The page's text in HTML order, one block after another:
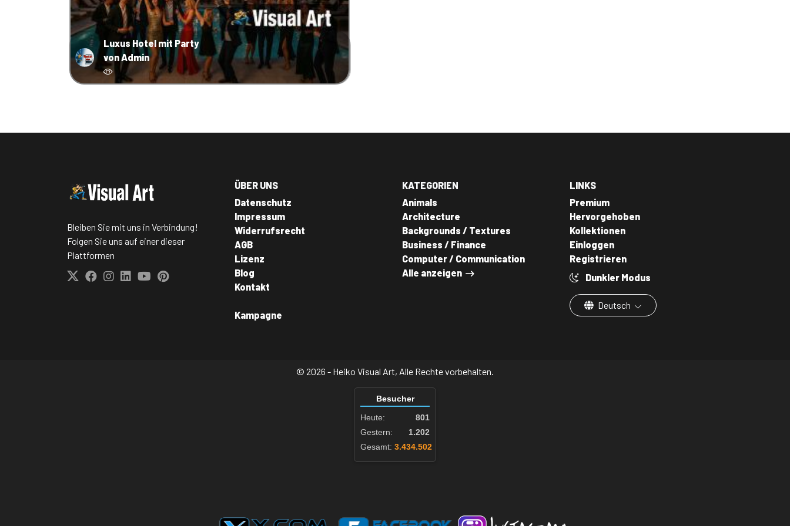
Luxus Hotel mit Party
von Admin
Bleiben Sie mit uns in Verbindung!
Folgen Sie uns auf einer dieser
Plattformen
ÜBER UNS
Datenschutz
Impressum
Widerrufsrecht
AGB
Lizenz
Blog
Kontakt
Kampagne
KATEGORIEN
Animals
Architecture
Backgrounds / Textures
Business / Finance
Computer / Communication
Alle anzeigen
LINKS
Premium
Hervorgehoben
Kollektionen
Einloggen
Registrieren
Dunkler Modus
Deutsch
© 2026 - Heiko Visual Art, Alle Rechte vorbehalten.
Besucher
Heute:
801
Gestern:
1.202
Gesamt: 3.434.502